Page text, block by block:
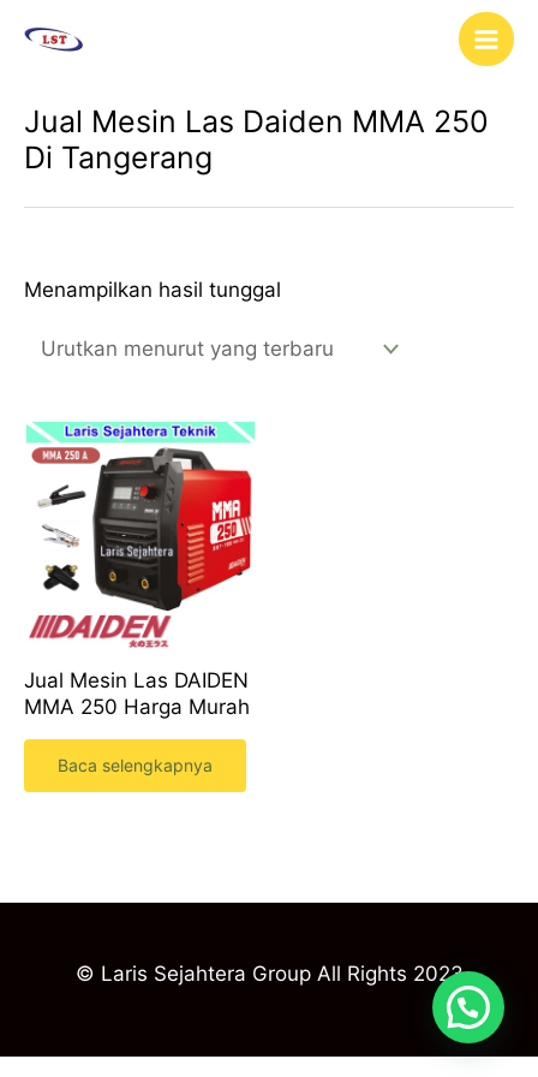
Main
Jual Mesin Las Daiden MMA 250
Di Tangerang
Menampilkan hasil tunggal
Jual Mesin Las DAIDEN
MMA 250 Harga Murah
Baca selengkapnya
© Laris Sejahtera Group All Rights 2023